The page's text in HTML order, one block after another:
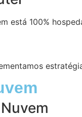
está 100%